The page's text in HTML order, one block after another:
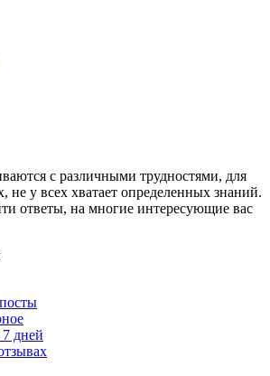
с различными трудностями, для
не у всех хватает определенных знаний.
ответы, на многие интересующие вас
дней